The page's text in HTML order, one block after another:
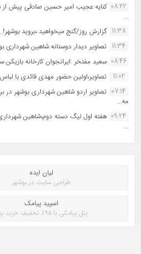
08:22 کنایه عجیب امیر حسین صادقی پیش از
...
11:38 گزارش روز/گنج میخواهید ،بروید
11:34 تصاویر دیدار دوستانه شاهین شهردارى
08:46 سعید مفتخر :ایرانجوان کارخانه بازیکن
11:02
تصاویر،اولین حضور مهدی قائدی با
07:14 تصاویر اردو شاهین شهرداری بوشهر
مه...
09:24 هفته اول لیگ دسته دوم،شاهین
...
لیان ایده
طراحی سایت در بوشهر
اسپید پیامک
پنل پیامکی با ۹۵٪ تخفیف خرید پنل